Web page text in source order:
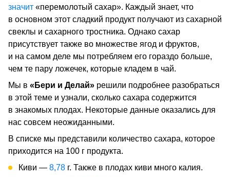
значит «перемолотый сахар». Каждый знает, что
в основном этот сладкий продукт получают из сахарной
свеклы и сахарного тростника. Однако сахар
присутствует также во множестве ягод и фруктов,
и на самом деле мы потребляем его гораздо больше,
чем те пару ложечек, которые кладем в чай.
Мы в «Бери и Делай» решили подробнее разобраться
в этой теме и узнали, сколько сахара содержится
в знакомых плодах. Некоторые данные оказались для
нас совсем неожиданными.
В списке мы представили количество сахара, которое
приходится на 100 г продукта.
Киви — 8,78 г. Также в плодах киви много калия.